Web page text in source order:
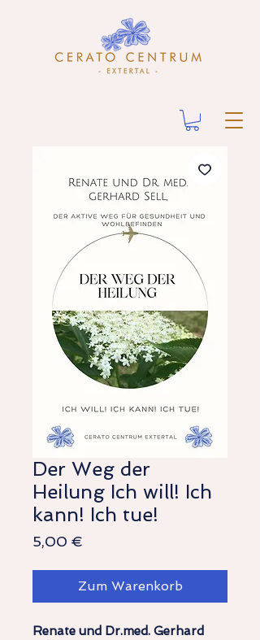
Der Weg der
Heilung Ich will! Ich
kann! Ich tue!
5,00 €
Zum Warenkorb
Renate und Dr.med. Gerhard